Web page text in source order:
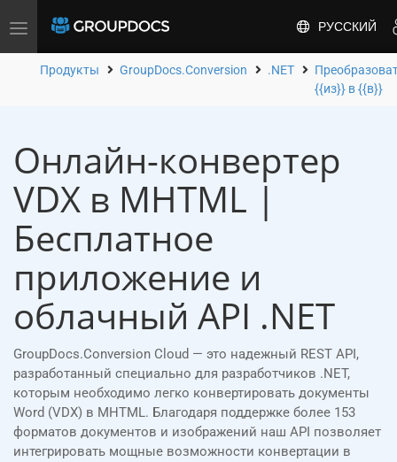
Toggle
РУССКИЙ
Продукты GroupDocs.Conversion .NET
{{из}} в {{в}}
Онлайн-конвертер
VDX в MHTML |
Бесплатное
приложение и
облачный API .NET
GroupDocs.Conversion Cloud — это надежный REST API,
разработанный специально для разработчиков .NET,
которым необходимо легко конвертировать документы
Word (VDX) в MHTML. Благодаря поддержке более 153
форматов документов и изображений наш API позволяет
интегрировать мощные возможности конвертации в